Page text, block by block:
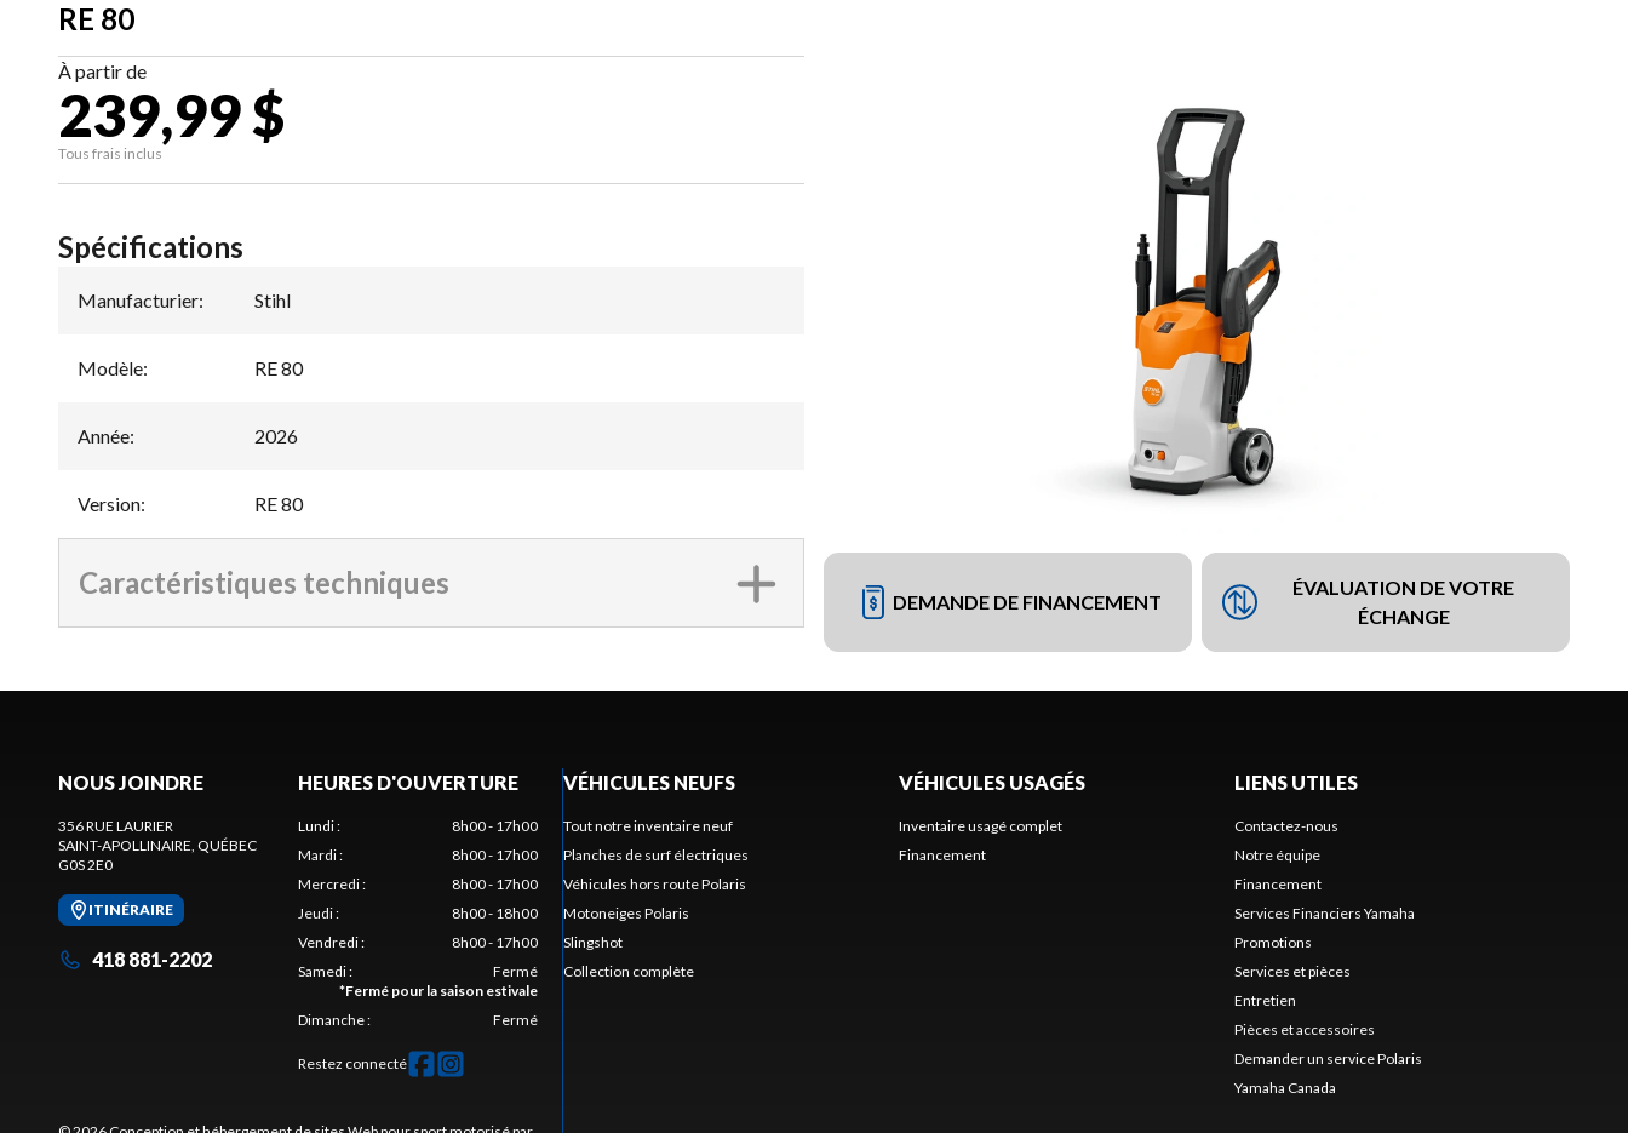
RE 80
À partir de
239,99 $
Tous frais inclus
DEMANDE DE FINANCEMENT
ÉVALUATION DE VOTRE
ÉCHANGE
Spécifications
Manufacturier: Stihl
Modèle: RE 80
Année: 2026
Version: RE 80
Caractéristiques techniques
NOUS JOINDRE
356 RUE LAURIER
SAINT-APOLLINAIRE, QUÉBEC
G0S 2E0
ITINÉRAIRE
418 881-2202
HEURES D'OUVERTURE
Lundi:
8h00 - 17h00
Mardi:
8h00 - 17h00
Mercredi:
8h00 - 17h00
Jeudi:
8h00 - 18h00
Vendredi:
8h00 - 17h00
Samedi:
Fermé
*Fermé pour la saison estivale
Dimanche: Fermé
Restez connecté
VÉHICULES NEUFS
Tout notre inventaire neuf
Planches de surf électriques
Véhicules hors route Polaris
Motoneiges Polaris
Slingshot
Collection complète
VÉHICULES USAGÉS
Inventaire usagé complet
Financement
LIENS UTILES
Contactez-nous
Notre équipe
Financement
Services Financiers Yamaha
Promotions
Services et pièces
Entretien
Pièces et accessoires
Demander un service Polaris
Yamaha Canada